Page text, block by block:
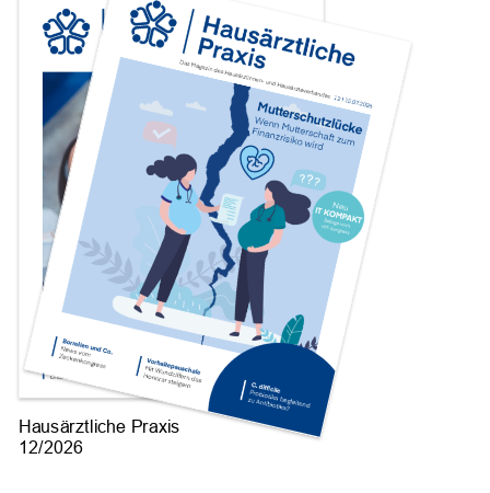
Hausärztliche Praxis
12/2026